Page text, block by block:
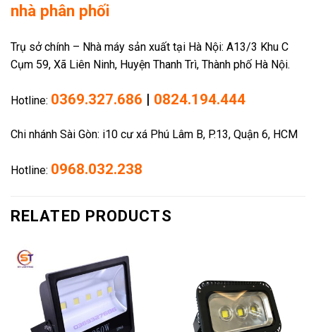
nhà phân phối
Trụ sở chính – Nhà máy sản xuất tại Hà Nội: A13/3 Khu C
Cụm 59, Xã Liên Ninh, Huyện Thanh Trì, Thành phố Hà Nội.
Hotline: 0369.327.686 | 0824.194.444
Chi nhánh Sài Gòn: i10 cư xá Phú Lâm B, P.13, Quận 6, HCM
Hotline: 0968.032.238
RELATED PRODUCTS